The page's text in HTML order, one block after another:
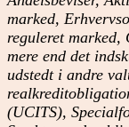
marked,
reguleret marked,
mere end det
udstedt i andre
(UCITS),